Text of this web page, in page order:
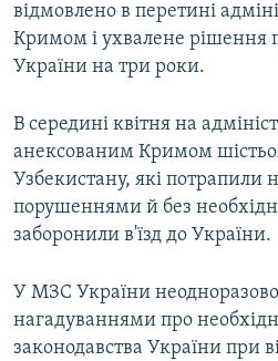
відмовлено в перетині
Кримом і ухвалене рішення
України на три роки.
В середині квітня на
анексованим Кримом
Узбекистану, які потрапили
порушеннями й без
заборонили в'їзд до України.
У МЗС України
нагадуваннями про
законодавства України при